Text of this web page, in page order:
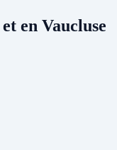
en Vaucluse